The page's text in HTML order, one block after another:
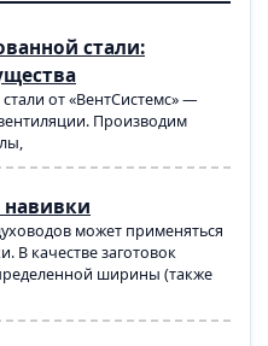
стали:
от «ВентСистемс» —
Производим
навивки
может применяться
В качестве заготовок
ширины (также